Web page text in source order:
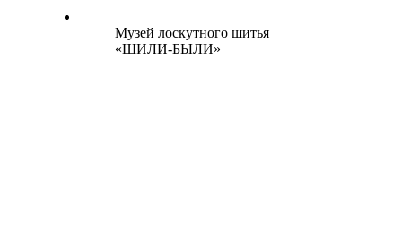
Музей лоскутного шитья
«ШИЛИ-БЫЛИ»